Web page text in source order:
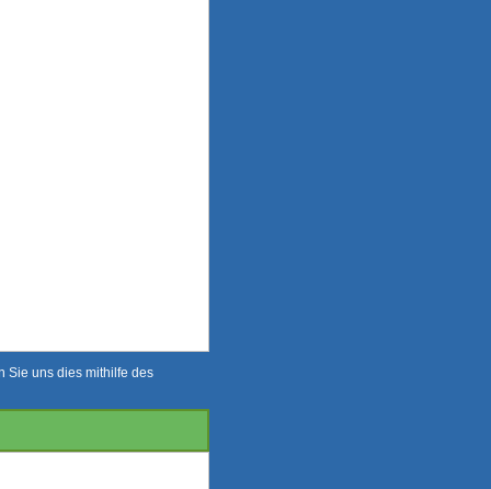
Sie uns dies mithilfe des